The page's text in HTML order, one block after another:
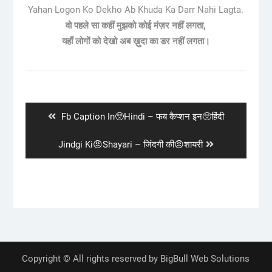
Yahan Logon Ko Dekho Ab Khuda Ka Darr Nahi Lagta.
वो पहले सा कहीं मुझको कोई मंज़र नहीं लगता,
यहाँ लोगों को देखो अब ख़ुदा का डर नहीं लगता।
Previous
Fb Caption In🥺Hindi – फब कैप्शन इन🥺हिंदी
Next
post:
Jindgi Ki😠Shayari – जिंदगी की😠शायरी
Copyright © All rights reserved by BigBull Web Solutions